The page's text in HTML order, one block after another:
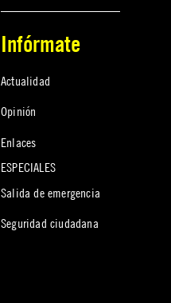
Infórmate
Actualidad
Opinión
Enlaces
ESPECIALES
Salida de emergencia
Seguridad ciudadana